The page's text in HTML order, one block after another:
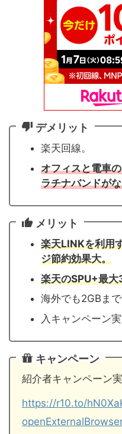
デメリット
楽天回線。
オフィスと電車
ラチナバンドが
メリット
楽天LINKを利用
ジ節約効果大。
楽天のSPU+最大
海外でも2GBまで
入キャンペーン実
キャンペーン
紹介者キャンペーン実
https://r10.to/